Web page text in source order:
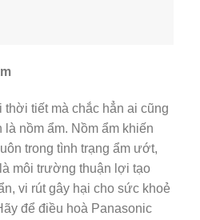
thời tiết mà chắc hẳn ai cũng
là nồm ẩm. Nồm ẩm khiến
trong tình trạng ẩm ướt,
môi trường thuận lợi tạo
vi rút gây hại cho sức khoẻ
để điều hoà Panasonic